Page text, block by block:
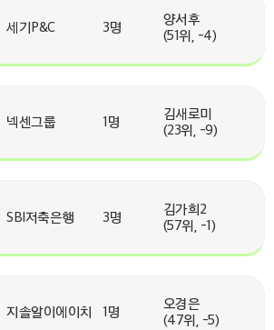
세기P&C 3명
양서후
(51위, -4)
넥센그룹 1명
김새로미
(23위, -9)
SBI저축은행 3명
김가희2
(57위, -1)
지솔알이에이치 1명
오경은
(47위, -5)